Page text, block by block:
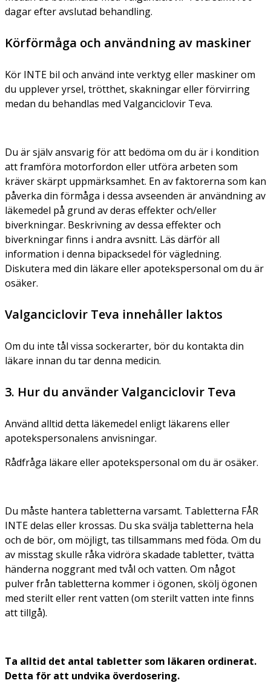
dagar efter avslutad behandling.
Körförmåga och användning av maskiner
Kör INTE bil och använd inte verktyg eller maskiner om
du upplever yrsel, trötthet, skakningar eller förvirring
medan du behandlas med Valganciclovir Teva.
Du är själv ansvarig för att bedöma om du är i kondition
att framföra motorfordon eller utföra arbeten som
kräver skärpt uppmärksamhet. En av faktorerna som kan
påverka din förmåga i dessa avseenden är användning av
läkemedel på grund av deras effekter och/eller
biverkningar. Beskrivning av dessa effekter och
biverkningar finns i andra avsnitt. Läs därför all
information i denna bipacksedel för vägledning.
Diskutera med din läkare eller apotekspersonal om du är
osäker.
Valganciclovir Teva innehåller laktos
Om du inte tål vissa sockerarter, bör du kontakta din
läkare innan du tar denna medicin.
3. Hur du använder Valganciclovir Teva
Använd alltid detta läkemedel enligt läkarens eller
apotekspersonalens anvisningar.
Rådfråga läkare eller apotekspersonal om du är osäker.
Du måste hantera tabletterna varsamt. Tabletterna FÅR
INTE delas eller krossas. Du ska svälja tabletterna hela
och de bör, om möjligt, tas tillsammans med föda. Om du
av misstag skulle råka vidröra skadade tabletter, tvätta
händerna noggrant med tvål och vatten. Om något
pulver från tabletterna kommer i ögonen, skölj ögonen
med sterilt eller rent vatten (om sterilt vatten inte finns
att tillgå).
Ta alltid det antal tabletter som läkaren ordinerat.
Detta för att undvika överdosering.